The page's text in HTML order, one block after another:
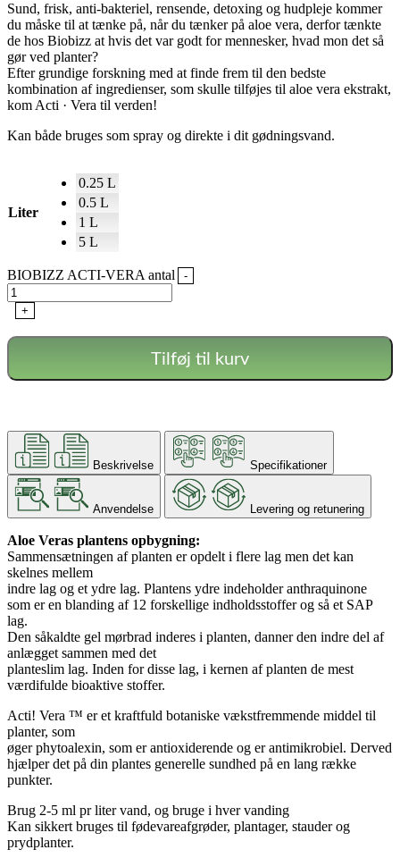
Sund, frisk, anti-bakteriel, rensende, detoxing og hudpleje kommer
du måske til at tænke på, når du tænker på aloe vera, derfor tænkte
de hos Biobizz at hvis det var godt for mennesker, hvad mon det så
gør ved planter?
Efter grundige forskning med at finde frem til den bedste
kombination af ingredienser, som skulle tilføjes til aloe vera ekstrakt,
kom Acti · Vera til verden!
Kan både bruges som spray og direkte i dit gødningsvand.
Liter
0.25 L
0.5 L
1 L
5 L
BIOBIZZ ACTI-VERA antal -
+
Tilføj til kurv
Beskrivelse Specifikationer
Anvendelse Levering og retunering
Aloe Veras plantens opbygning:
Sammensætningen af ​​planten er opdelt i flere lag men det kan
skelnes mellem
indre lag og et ydre lag. Plantens ydre indeholder anthraquinone
som er en blanding af 12 forskellige indholdsstoffer og så et SAP
lag.
Den såkaldte gel mørbrad inderes i planten, danner den indre del af
anlægget sammen med det
planteslim lag. Inden for disse lag, i kernen af ​​planten de mest
værdifulde bioaktive stoffer.
Acti! Vera ™ er et kraftfuld botaniske vækstfremmende middel til
planter, som
øger phytoalexin, som er antioxiderende og er antimikrobiel. Derved
hjælper det på din plantes generelle sundhed på en lang række
punkter.
Brug 2-5 ml pr liter vand, og bruge i hver vanding
Kan sikkert bruges til fødevareafgrøder, plantager, stauder og
prydplanter.